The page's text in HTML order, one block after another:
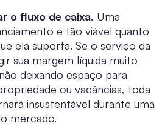
o fluxo de caixa. Uma
é tão viável quanto
ela suporta. Se o serviço da
sua margem líquida muito
deixando espaço para
ou vacâncias, toda
insustentável durante uma
mercado.